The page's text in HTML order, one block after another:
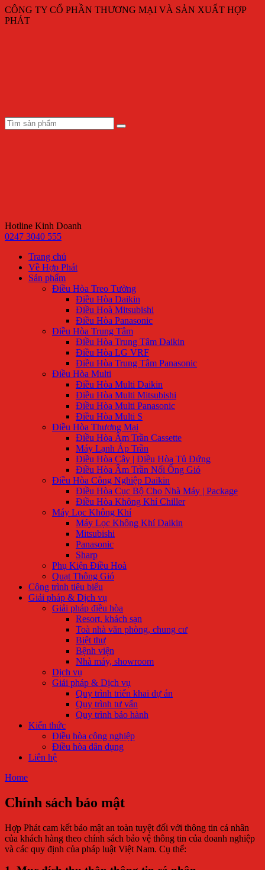
CÔNG TY CỔ PHẦN THƯƠNG MẠI VÀ SẢN XUẤT HỢP
PHÁT
Hotline Kinh Doanh
0247 3040 555
Trang chủ
Về Hợp Phát
Sản phẩm
Điều Hòa Treo Tường
Điều Hòa Daikin
Điều Hoà Mitsubishi
Điều Hòa Panasonic
Điều Hòa Trung Tâm
Điều Hòa Trung Tâm Daikin
Điều Hòa LG VRF
Điều Hòa Trung Tâm Panasonic
Điều Hòa Multi
Điều Hòa Multi Daikin
Điều Hòa Multi Mitsubishi
Điều Hòa Multi Panasonic
Điều Hòa Multi S
Điều Hòa Thương Mại
Điều Hòa Âm Trần Cassette
Máy Lạnh Áp Trần
Điều Hòa Cây | Điều Hòa Tủ Đứng
Điều Hòa Âm Trần Nối Ống Gió
Điều Hòa Công Nghiệp Daikin
Điều Hòa Cục Bộ Cho Nhà Máy | Package
Điều Hòa Không Khí Chiller
Máy Lọc Không Khí
Máy Lọc Không Khí Daikin
Mitsubishi
Panasonic
Sharp
Phụ Kiện Điều Hoà
Quạt Thông Gió
Công trình tiêu biểu
Giải pháp & Dịch vụ
Giải pháp điều hòa
Resort, khách sạn
Toà nhà văn phòng, chung cư
Biệt thự
Bệnh viện
Nhà máy, showroom
Dịch vụ
Giải pháp & Dịch vụ
Quy trình triển khai dự án
Quy trình tư vấn
Quy trình bảo hành
Kiến thức
Điều hòa công nghiệp
Điều hòa dân dụng
Liên hệ
Home
Chính sách bảo mật
Hợp Phát cam kết bảo mật an toàn tuyệt đối với thông tin cá nhân
của khách hàng theo chính sách bảo vệ thông tin của doanh nghiệp
và các quy định của pháp luật Việt Nam. Cụ thể: